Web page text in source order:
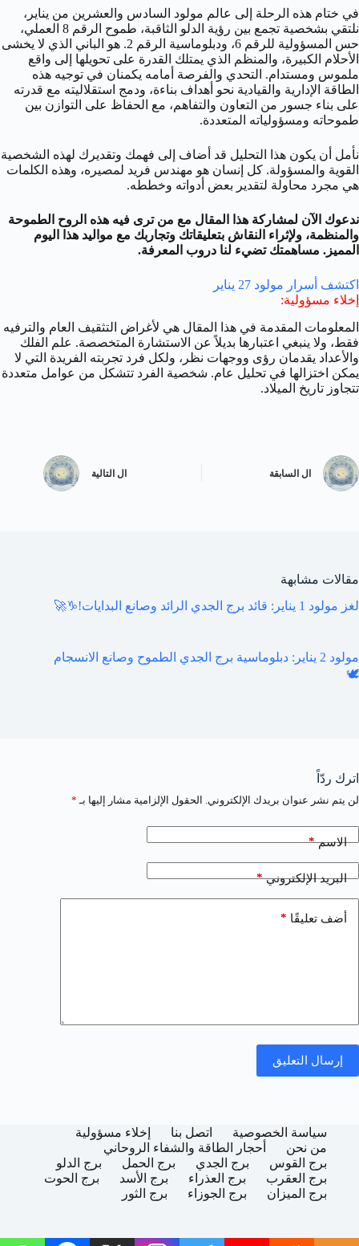
في ختام هذه الرحلة إلى عالم مولود السادس والعشرين من يناير،
نلتقي بشخصية تجمع بين رؤية الدلو الثاقبة، طموح الرقم 8 العملي،
حس المسؤولية للرقم 6، ودبلوماسية الرقم 2. هو الباني الذي لا يخشى
الأحلام الكبيرة، والمنظم الذي يمتلك القدرة على تحويلها إلى واقع
ملموس ومستدام. التحدي والفرصة أمامه يكمنان في توجيه هذه
الطاقة الإدارية والقيادية نحو أهداف بناءة، ودمج استقلاليته مع قدرته
على بناء جسور من التعاون والتفاهم، مع الحفاظ على التوازن بين
طموحاته ومسؤولياته المتعددة.
نأمل أن يكون هذا التحليل قد أضاف إلى فهمك وتقديرك لهذه الشخصية
القوية والمسؤولة. كل إنسان هو مهندس فريد لمصيره، وهذه الكلمات
هي مجرد محاولة لتقدير بعض أدواته وخططه.
ندعوك الآن لمشاركة هذا المقال مع من ترى فيه هذه الروح الطموحة
والمنظمة، ولإثراء النقاش بتعليقاتك وتجاربك مع مواليد هذا اليوم
المميز. مساهمتك تضيء لنا دروب المعرفة.
اكتشف أسرار مولود 27 يناير
إخلاء مسؤولية:
المعلومات المقدمة في هذا المقال هي لأغراض التثقيف العام والترفيه
فقط، ولا ينبغي اعتبارها بديلاً عن الاستشارة المتخصصة. علم الفلك
والأعداد يقدمان رؤى ووجهات نظر، ولكل فرد تجربته الفريدة التي لا
يمكن اختزالها في تحليل عام. شخصية الفرد تتشكل من عوامل متعددة
تتجاوز تاريخ الميلاد.
ال السابقة ال التالية
مقالات مشابهة
لغز مولود 1 يناير: قائد برج الجدي الرائد وصانع البدايات!♑️🚀
مولود 2 يناير: دبلوماسية برج الجدي الطموح وصانع الانسجام
🕊️
اترك ردّاً
لن يتم نشر عنوان بريدك الإلكتروني. الحقول الإلزامية مشار إليها بـ *
الاسم*
البريد الإلكتروني*
أضف تعليقًا *
إرسال التعليق
سياسة الخصوصية اتصل بنا
إخلاء مسؤولية
من نحن
أحجار الطاقة والشفاء الروحاني
برج القوس
برج الجدي برج الحمل
برج الدلو
برج العقرب
برج العذراء برج الأسد
برج الحوت
برج الميزان
برج الجوزاء برج الثور